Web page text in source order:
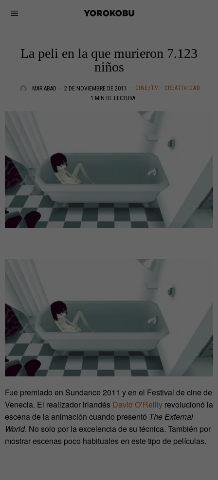
La peli en la que murieron 7.123
niños
MAR ABAD 2 DE NOVIEMBRE DE 2011 CINE/TV · CREATIVIDAD
1 MIN DE LECTURA
Fue premiado en Sundance 2011 y en el Festival de cine de
Venecia. El realizador irlandés David O’Reilly revolucionó la
escena de la animación cuando presentó The External
World. No solo por la excelencia de su técnica. También por
mostrar escenas poco habituales en este tipo de películas.